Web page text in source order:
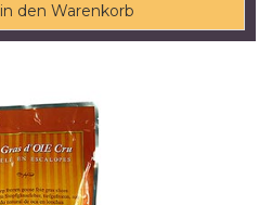
in den Warenkorb